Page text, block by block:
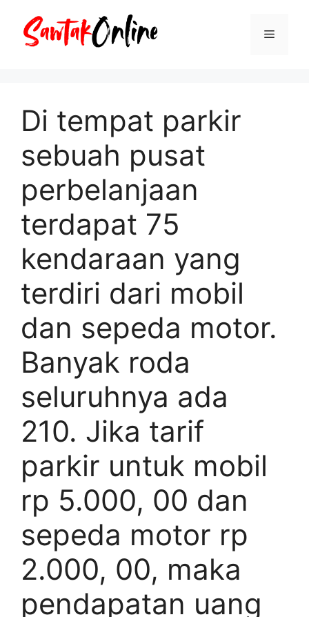
Menu
Di tempat parkir
sebuah pusat
perbelanjaan
terdapat 75
kendaraan yang
terdiri dari mobil
dan sepeda motor.
Banyak roda
seluruhnya ada
210. Jika tarif
parkir untuk mobil
rp 5.000, 00 dan
sepeda motor rp
2.000, 00, maka
pendapatan uang